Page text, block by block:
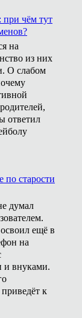
чём тут
на
из них
О слабом
ответил
старости
думал
ещё в
на
и внуками.
к